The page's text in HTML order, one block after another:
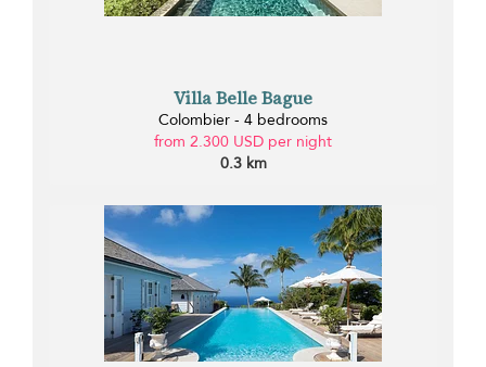
Villa Belle Bague
Colombier - 4 bedrooms
from 2.300 USD per night
0.3 km